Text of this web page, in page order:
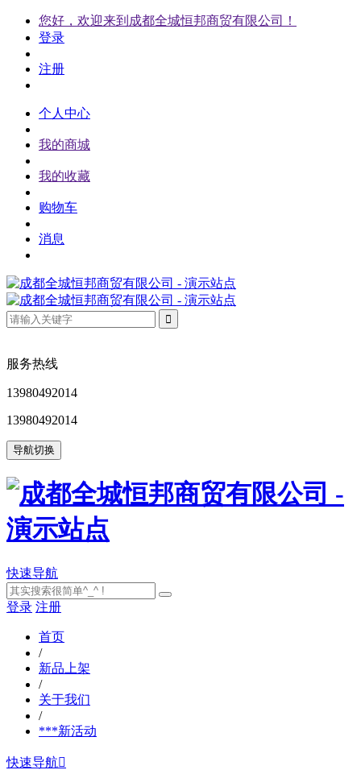
您好，欢迎来到成都全城恒邦商贸有限公司！
登录
注册
个人中心
我的商城
我的收藏
购物车
消息
服务热线
13980492014
13980492014
导航切换
快速导航
登录 注册
首页
/
新品上架
/
关于我们
/
***新活动
快速导航